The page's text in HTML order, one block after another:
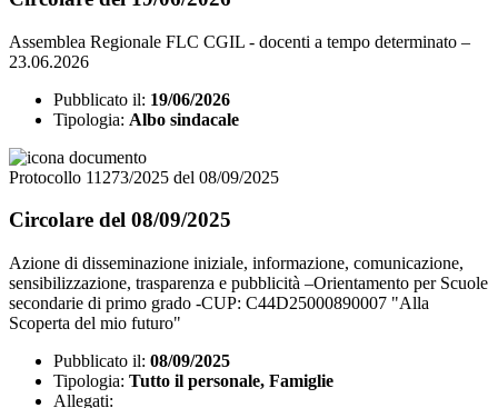
Assemblea Regionale FLC CGIL - docenti a tempo determinato –
23.06.2026
Pubblicato il: 19/06/2026
Tipologia: Albo sindacale
Protocollo 11273/2025 del 08/09/2025
Circolare del 08/09/2025
Azione di disseminazione iniziale, informazione, comunicazione,
sensibilizzazione, trasparenza e pubblicità –Orientamento per Scuole
secondarie di primo grado -CUP: C44D25000890007 "Alla
Scoperta del mio futuro"
Pubblicato il: 08/09/2025
Tipologia: Tutto il personale, Famiglie
Allegati: